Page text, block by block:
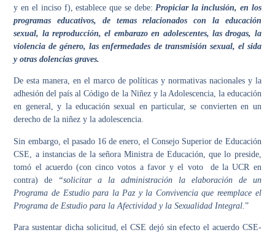
y en el inciso f), establece que se debe:Propiciar la inclusión, en los
programas educativos, de temas relacionados con la educación
sexual, la reproducción, el embarazo en adolescentes, las drogas, la
violencia de género, las enfermedades de transmisión sexual, el sida
y otras dolencias graves.
De esta manera, en el marco de políticas y normativas nacionales y la
adhesión del país al Código de la Niñez y la Adolescencia, la educación
en general, y la educación sexual en particular, se convierten en un
derecho de la niñez y la adolescencia.
Sin embargo, el pasado 16 de enero, el Consejo Superior de Educación
CSE, a instancias de la señora Ministra de Educación, que lo preside,
tomó el acuerdo (con cinco votos a favor y el voto de la UCR en
contra) de “solicitar a la administración la elaboración de un
Programa de Estudio para la Paz y la Convivencia que reemplace el
Programa de Estudio para la Afectividad y la Sexualidad Integral.”
Para sustentar dicha solicitud, el CSE dejó sin efecto el acuerdo CSE-